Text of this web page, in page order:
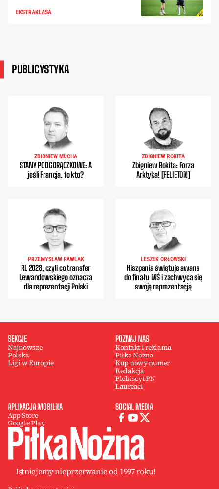
EKSTRAKLASA
PUBLICYSTYKA
ZBIGNIEW MUCHA
STANY PODGORĄCZKOWE: A
jeśli Francja, to kto?
ZBIGNIEW ROKITA
Zbigniew Rokita: Forza
Arktyka! [FELIETON]
PRZEMYSŁAW PAWLAK
RL 2028, czyli co transfer
Lewandowskiego oznacza
dla reprezentacji Polski
LESZEK ORŁOWSKI
Hiszpania świętuje awans
do finału MŚ i zachwyca się
swoją reprezentacją
SEKCJE
Najnowsze
Polska
Ligi w Europie
POZNAJ NAS
Kontakt i reklama
Piłka Nożna
Kup nowy numer
Redakcja
Plebiscyt PN
Laureaci
APLIKACJA MOBILNA
App Store
Google Play
SOCIAL MEDIA
Istniejemy nieprzerwanie od 1997 roku!